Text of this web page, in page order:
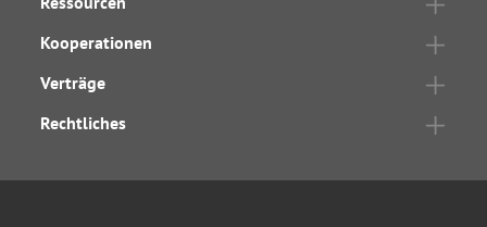
Kooperationen
Verträge
Rechtliches